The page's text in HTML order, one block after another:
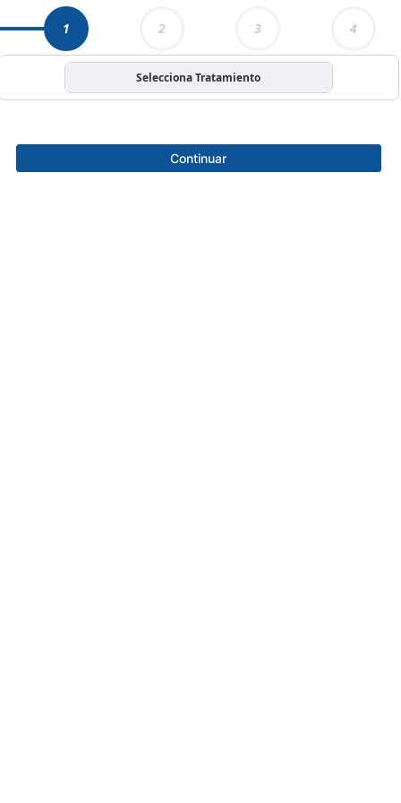
1 2 3 4
Selecciona Tratamiento
Continuar